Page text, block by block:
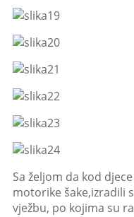
Sa željom da kod
motorike šake,izradili
vježbu, po kojima su